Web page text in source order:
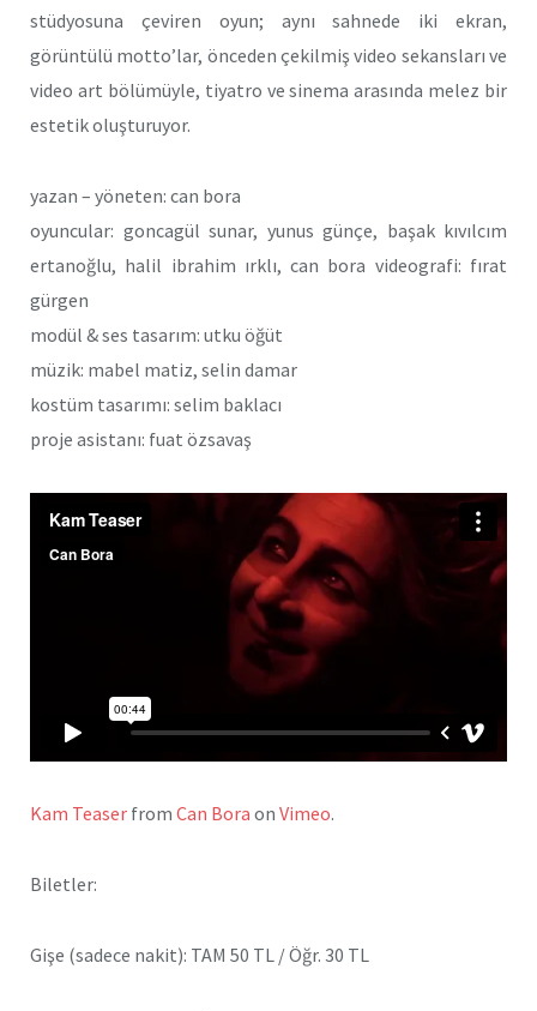
stüdyosuna çeviren oyun; aynı sahnede iki ekran,
görüntülü motto’lar, önceden çekilmiş video sekansları ve
video art bölümüyle, tiyatro ve sinema arasında melez bir
estetik oluşturuyor.
yazan – yöneten: can bora
oyuncular: goncagül sunar, yunus günçe, başak kıvılcım
ertanoğlu, halil ibrahim ırklı, can bora videografi: fırat
gürgen
modül & ses tasarım: utku öğüt
müzik: mabel matiz, selin damar
kostüm tasarımı: selim baklacı
proje asistanı: fuat özsavaş
Kam Teaser from Can Bora on Vimeo.
Biletler:
Gişe (sadece nakit): TAM 50 TL / Öğr. 30 TL